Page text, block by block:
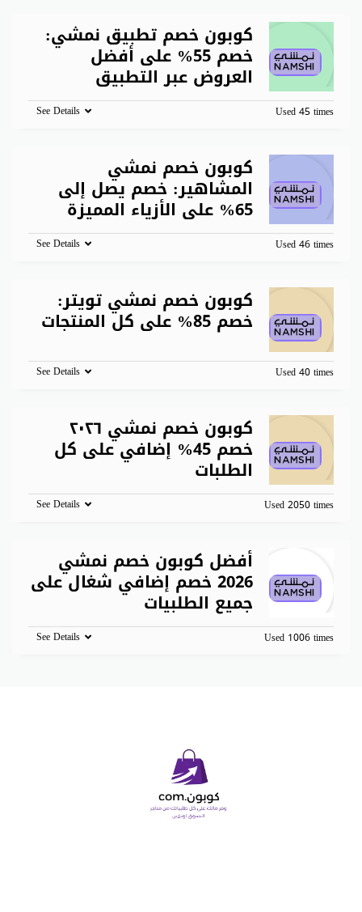
كوبون خصم تطبيق نمشي:
خصم 55% على أفضل
العروض عبر التطبيق
Used 45 times
See Details
كوبون خصم نمشي
المشاهير: خصم يصل إلى
65% على الأزياء المميزة
Used 46 times
See Details
كوبون خصم نمشي تويتر:
خصم 85% على كل المنتجات
Used 40 times
See Details
كوبون خصم نمشي ٢٠٢٦
خصم 45% إضافي على كل
الطلبات
Used 2050 times
See Details
أفضل كوبون خصم نمشي
2026 خصم إضافي شغال على
جميع الطلبيات
Used 1006 times
See Details